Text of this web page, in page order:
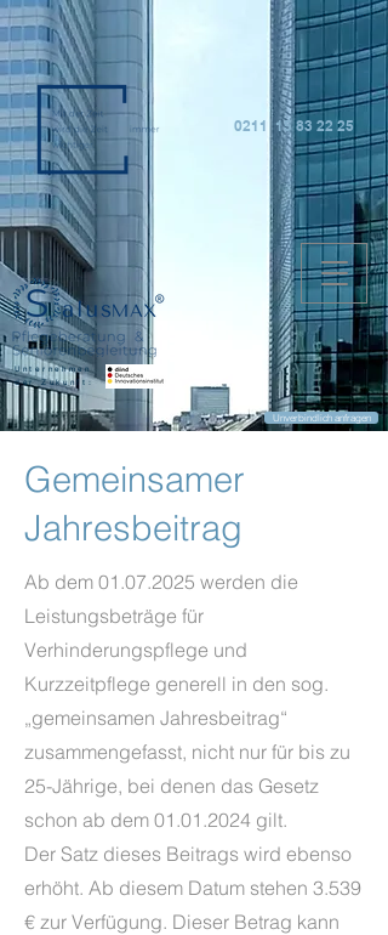
0211 15 83 22 25
Unternehmen
der Zukunft:
Unverbindlich anfragen
Gemeinsamer
Jahresbeitrag
Ab dem 01.07.2025 werden die
Leistungsbeträge für
Verhinderungspflege und
Kurzzeitpflege generell in den sog.
„gemeinsamen Jahresbeitrag“
zusammengefasst, nicht nur für bis zu
25-Jährige, bei denen das Gesetz
schon ab dem 01.01.2024 gilt.
Der Satz dieses Beitrags wird ebenso
erhöht. Ab diesem Datum stehen 3.539
€ zur Verfügung. Dieser Betrag kann